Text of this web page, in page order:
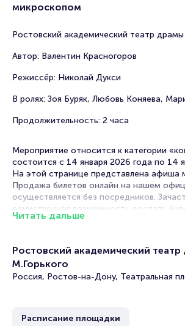
микроскопом
Ростовский академический театр
Автор: Валентин Красногоров
Режиссёр: Николай Дукси
В ролях: Зоя Буряк, Любовь Коняева,
Продолжительность: 2 часа
Мероприятие относится к категории
состоится с 14 января 2026 года по 14
На этой странице представлена афиша
Продажа билетов онлайн на нашем
осуществляется без посредников.
единственная возможность достать
Portalbilet – удобный и надежный сервис
продажи билетов на мероприятия
Среднее время на покупку билета здесь
говорят женщины» пользуются большой
Читать дальше
Ростовский академический
М.Горького
Россия, Ростов-на-Дону, Театральная
Расписание площадки